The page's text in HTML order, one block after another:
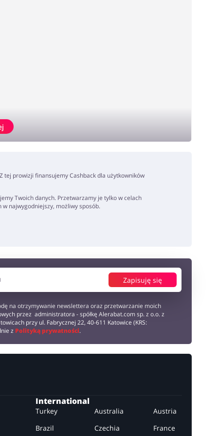
prowizji finansujemy Cashback dla użytkowników
Twoich danych. Przetwarzamy je tylko w celach
najwygodniejszy, możliwy sposób.
Zapisuję się
na otrzymywanie newslettera oraz przetwarzanie moich
przez administratora - spółkę Alerabat.com sp. z o.o. z
przy ul. Fabrycznej 22, 40-611 Katowice (KRS:
z Polityką prywatności.
International
Turkey Australia
Austria
Brazil
Czechia France